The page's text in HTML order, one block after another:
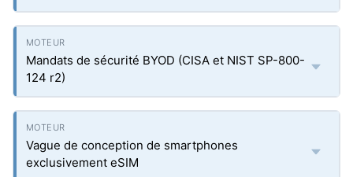
Mandats de sécurité BYOD (CISA et NIST SP-800-
124 r2)
Vague de conception de smartphones
exclusivement eSIM